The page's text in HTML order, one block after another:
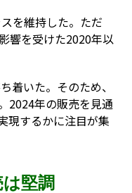
を維持した。ただ
響を受けた2020年以
着いた。そのため、
2024年の販売を見通
現するかに注目が集
堅調